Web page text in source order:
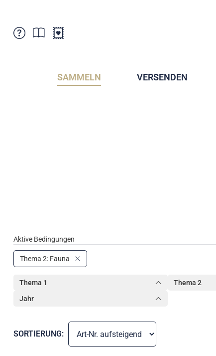
Verkaufsstellen
Abonnemente
SAMMELN VERSENDEN
Aktive Bedingungen
Thema 2: Fauna
Thema 1 Thema 2
Jahr
SORTIERUNG: